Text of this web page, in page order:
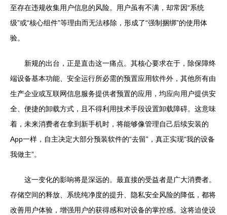
至存在违规收集用户信息的风险。用户虽有不满，却常因“系统
级”或“核心组件”等理由而无法移除，形成了“强制捆绑”的使用体
验。
新规的出台，正是直击这一痛点。其核心要求在于，除保障终
端设备基本功能、安全运行所必需的预置应用软件外，其他所有由
生产企业或互联网信息服务提供者预置的应用，均应向用户提供安
全、便捷的卸载方式，且不得利用技术手段设置卸载障碍。这意味
着，未来消费者在拿到新手机时，将能够像管理自己后续安装的
App一样，自主决定大部分预装软件的“去留”，真正实现“我的设备
我做主”。
这一变化的影响将是深远的。最直接的受益者是广大消费者。
存储空间的释放、系统纯净度的提升、隐私安全风险的降低，都将
改善用户体验，增强用户的获得感和对设备的掌控感。这将迫使设